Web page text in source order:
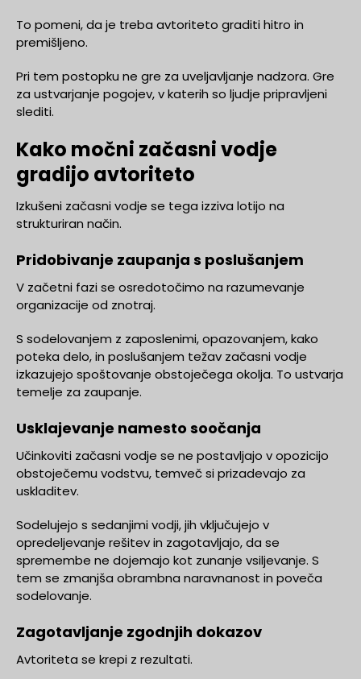
To pomeni, da je treba avtoriteto graditi hitro in
premišljeno.
Pri tem postopku ne gre za uveljavljanje nadzora. Gre
za ustvarjanje pogojev, v katerih so ljudje pripravljeni
slediti.
Kako močni začasni vodje
gradijo avtoriteto
Izkušeni začasni vodje se tega izziva lotijo na
strukturiran način.
Pridobivanje zaupanja s poslušanjem
V začetni fazi se osredotočimo na razumevanje
organizacije od znotraj.
S sodelovanjem z zaposlenimi, opazovanjem, kako
poteka delo, in poslušanjem težav začasni vodje
izkazujejo spoštovanje obstoječega okolja. To ustvarja
temelje za zaupanje.
Usklajevanje namesto soočanja
Učinkoviti začasni vodje se ne postavljajo v opozicijo
obstoječemu vodstvu, temveč si prizadevajo za
uskladitev.
Sodelujejo s sedanjimi vodji, jih vključujejo v
opredeljevanje rešitev in zagotavljajo, da se
spremembe ne dojemajo kot zunanje vsiljevanje. S
tem se zmanjša obrambna naravnanost in poveča
sodelovanje.
Zagotavljanje zgodnjih dokazov
Avtoriteta se krepi z rezultati.